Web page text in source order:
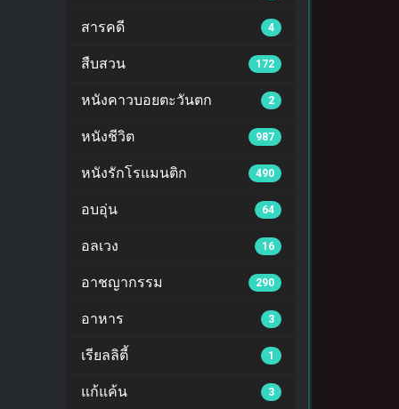
สารคดี 4
สืบสวน 172
หนังคาวบอยตะวันตก 2
หนังชีวิต 987
หนังรักโรแมนติก 490
อบอุ่น 64
อลเวง 16
อาชญากรรม 290
อาหาร 3
เรียลลิตี้ 1
แก้แค้น 3